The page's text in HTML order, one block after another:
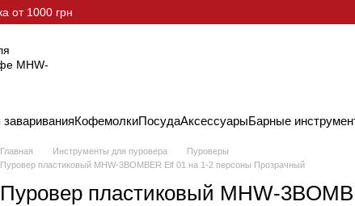
от 1000 грн
КофемолкиПосудаАксессуарыБарные
Главная Инструменты для пуровера
Пуроверы
Пуровер пластиковый MHW-3BOMBER Elf 01 на 1-2 персоны Прозрачный
Пуровер пластиковый MHW-